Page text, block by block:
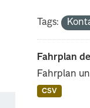
Tags:
Fahrplan
Fahrplan
CSV